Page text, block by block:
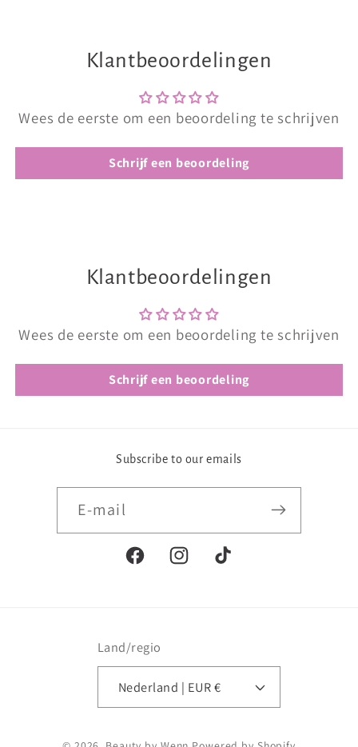
Klantbeoordelingen
Wees de eerste om een beoordeling te schrijven
Schrijf een beoordeling
Klantbeoordelingen
Wees de eerste om een beoordeling te schrijven
Schrijf een beoordeling
Subscribe to our emails
E‑mail
FacebookInstagramTikTok
Land/regio
Nederland | EUR €